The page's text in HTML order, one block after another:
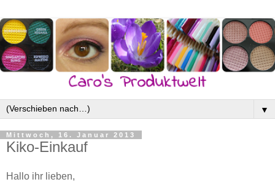
▼
Mittwoch, 16. Januar 2013
Kiko-Einkauf
Hallo ihr lieben,